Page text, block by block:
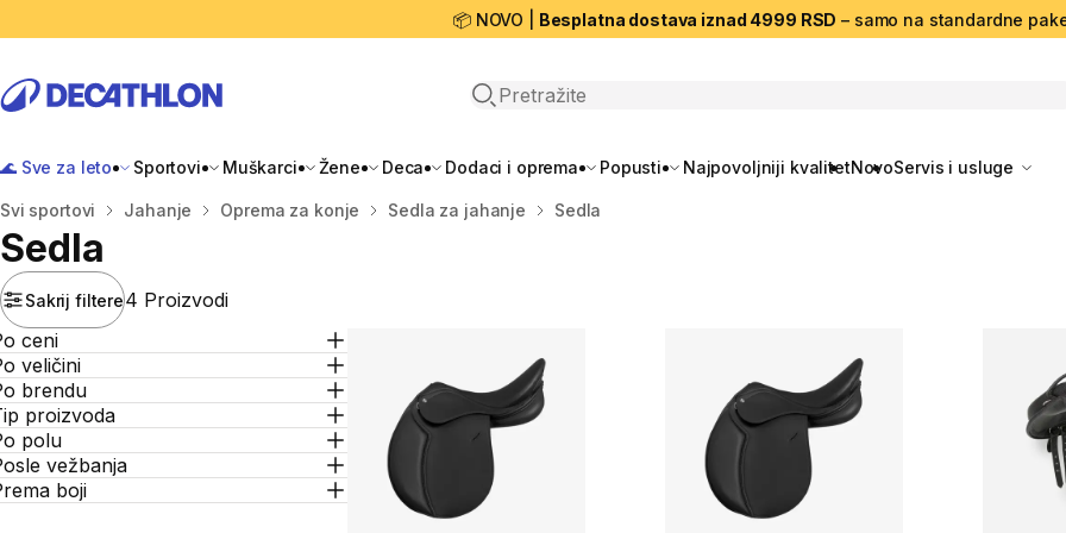
📦 NOVO | Besplatna dostava iznad 4999 RSD – samo na standardne
Open search
🌊 Sve za leto Sportovi Muškarci Žene Deca Dodaci i oprema Popusti Najpovoljniji kvalitetNovoServis i usluge
Početna stranica
Svi sportovi Jahanje Oprema za konje Sedla za jahanje Sedla
Sedla
Sakrij filtere4 Proizvodi
ceni
veličini
brendu
proizvoda
polu
vežbanja
boji